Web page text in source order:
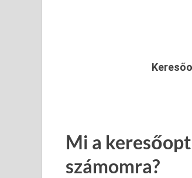
Mi a
számomra?